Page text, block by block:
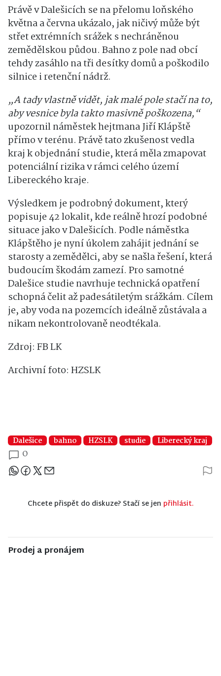
Právě v Dalešicích se na přelomu loňského
května a června ukázalo, jak ničivý může být
střet extrémních srážek s nechráněnou
zemědělskou půdou. Bahno z pole nad obcí
tehdy zasáhlo na tři desítky domů a poškodilo
silnice i retenční nádrž.
„A tady vlastně vidět, jak malé pole stačí na to,
aby vesnice byla takto masivně poškozena,“
upozornil náměstek hejtmana Jiří Klápště
přímo v terénu. Právě tato zkušenost vedla
kraj k objednání studie, která měla zmapovat
potenciální rizika v rámci celého území
Libereckého kraje.
Výsledkem je podrobný dokument, který
popisuje 42 lokalit, kde reálně hrozí podobné
situace jako v Dalešicích. Podle náměstka
Klápštěho je nyní úkolem zahájit jednání se
starosty a zemědělci, aby se našla řešení, která
budoucím škodám zamezí. Pro samotné
Dalešice studie navrhuje technická opatření
schopná čelit až padesátiletým srážkám. Cílem
je, aby voda na pozemcích ideálně zůstávala a
nikam nekontrolovaně neodtékala.
Zdroj: FB LK
Archivní foto: HZSLK
Dalešice bahno HZSLK studie Liberecký kraj
0
Sdílejte článek
Chcete přispět do diskuze? Stačí se jen přihlásit.
Prodej a pronájem